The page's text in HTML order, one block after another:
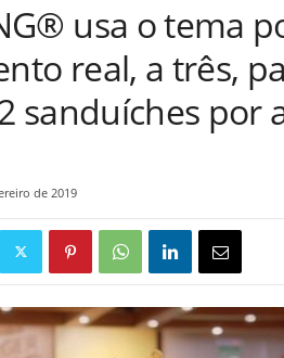
usa o tema
real, a três,
sanduíches por
de 2019